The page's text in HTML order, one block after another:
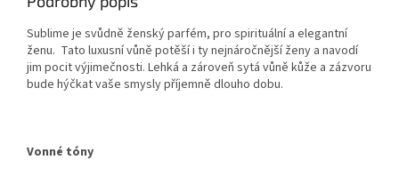
Sublime je svůdně ženský parfém, pro spirituální a elegantní
ženu. Tato luxusní vůně potěší i ty nejnáročnější ženy a navodí
jim pocit výjimečnosti. Lehká a zároveň sytá vůně kůže a zázvoru
bude hýčkat vaše smysly příjemně dlouho dobu.
Vonné tóny